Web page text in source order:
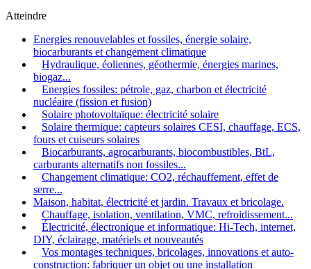
Atteindre
Energies renouvelables et fossiles, énergie solaire,
biocarburants et changement climatique
Hydraulique, éoliennes, géothermie, énergies marines,
biogaz...
Energies fossiles: pétrole, gaz, charbon et électricité
nucléaire (fission et fusion)
Solaire photovoltaïque: électricité solaire
Solaire thermique: capteurs solaires CESI, chauffage, ECS,
fours et cuiseurs solaires
Biocarburants, agrocarburants, biocombustibles, BtL,
carburants alternatifs non fossiles...
Changement climatique: CO2, réchauffement, effet de
serre...
Maison, habitat, électricité et jardin. Travaux et bricolage.
Chauffage, isolation, ventilation, VMC, refroidissement...
Électricité, électronique et informatique: Hi-Tech, internet,
DIY, éclairage, matériels et nouveautés
Vos montages techniques, bricolages, innovations et auto-
construction: fabriquer un objet ou une installation